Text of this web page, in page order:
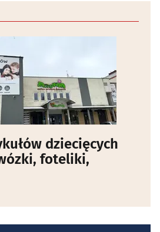
dziecięcych
foteliki,